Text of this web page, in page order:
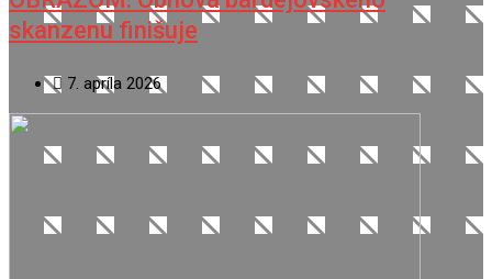
skanzenu finišuje
7. apríla 2026